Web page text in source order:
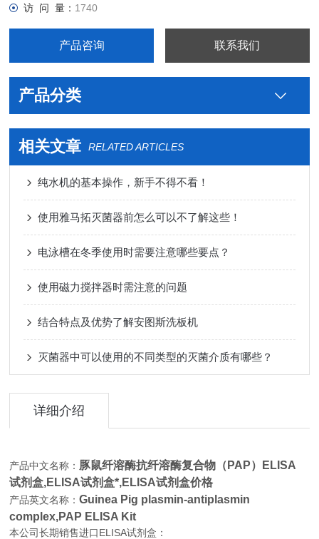
访 问 量： 1740
产品咨询 联系我们
产品分类
相关文章 RELATED ARTICLES
纯水机的基本操作，新手不得不看！
使用雅马拓灭菌器前怎么可以不了解这些！
电泳槽在冬季使用时需要注意哪些要点？
使用磁力搅拌器时需注意的问题
结合特点及优势了解安图斯洗板机
灭菌器中可以使用的不同类型的灭菌介质有哪些？
详细介绍
产品中文名称： 豚鼠纤溶酶抗纤溶酶复合物（PAP）ELISA
试剂盒,ELISA试剂盒*,ELISA试剂盒价格
产品英文名称：Guinea Pig plasmin-antiplasmin
complex,PAP ELISA Kit
本公司长期销售进口ELISA试剂盒：